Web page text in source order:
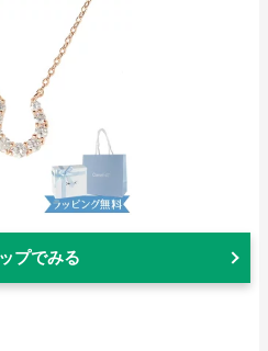
プでみる